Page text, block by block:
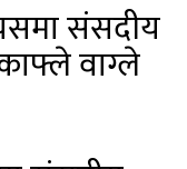
यसमा संसदीय
वाग्ले